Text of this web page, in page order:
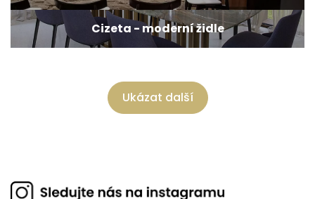
Cizeta - moderní židle
Ukázat další